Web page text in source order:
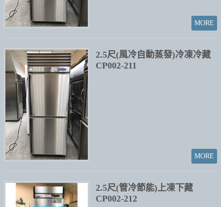
2.5尺(風冷自動蒸發)冷凍冷藏
CP002-211
2.5尺(管冷節能)上凍下藏
CP002-212